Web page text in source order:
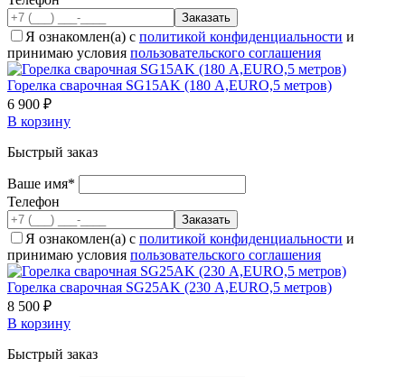
Я ознакомлен(а) с политикой конфиденциальности и
принимаю условия пользовательского соглашения
Горелка сварочная SG15AK (180 А,EURO,5 метров)
6 900 ₽
В корзину
Быстрый заказ
Ваше имя*
Телефон
Я ознакомлен(а) с политикой конфиденциальности и
принимаю условия пользовательского соглашения
Горелка сварочная SG25AK (230 А,EURO,5 метров)
8 500 ₽
В корзину
Быстрый заказ